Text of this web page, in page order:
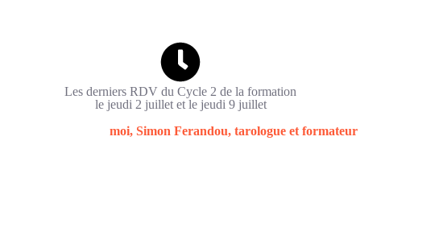
Les derniers RDV du Cycle 2 de la formation
le jeudi 2 juillet et le jeudi 9 juillet
privilégié avecmoi, Simon Ferandou, tarologue et formateur,